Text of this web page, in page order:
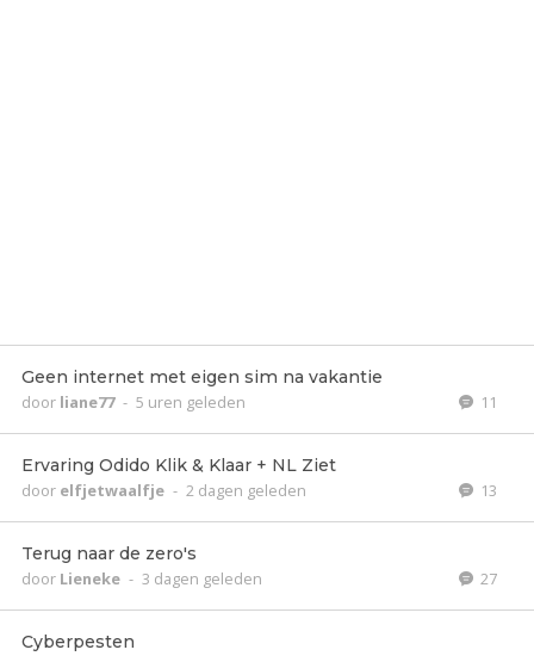
Geen internet met eigen sim na vakantie
door liane77 - 5 uren geleden 11
Ervaring Odido Klik & Klaar + NL Ziet
door elfjetwaalfje - 2 dagen geleden 13
Terug naar de zero's
door Lieneke - 3 dagen geleden 27
Cyberpesten